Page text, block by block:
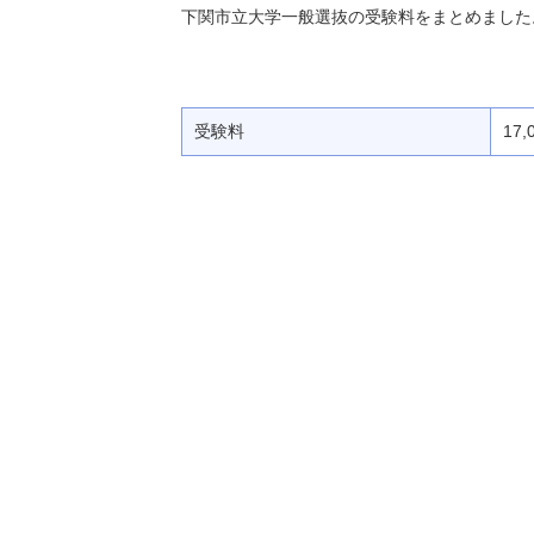
下関市立大学一般選抜の受験料をまとめました
受験料